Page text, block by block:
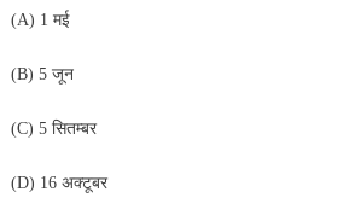
(A) 1 मई
(B) 5 जून
(C) 5 सितम्बर
(D) 16 अक्टूबर